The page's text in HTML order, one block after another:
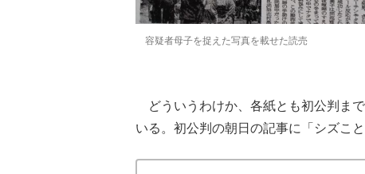
容疑者母子を捉えた写真を載せた読売
どういうわけか、各紙とも初公判ま
いる。初公判の朝日の記事に「シズこ